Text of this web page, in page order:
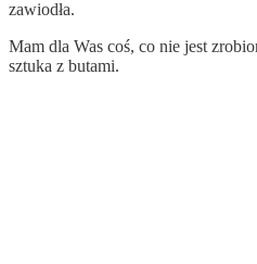
zawiodła.
Mam dla Was coś, co nie jest
sztuka z butami.